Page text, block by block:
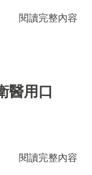
閱讀完整內容
醫用口
閱讀完整內容